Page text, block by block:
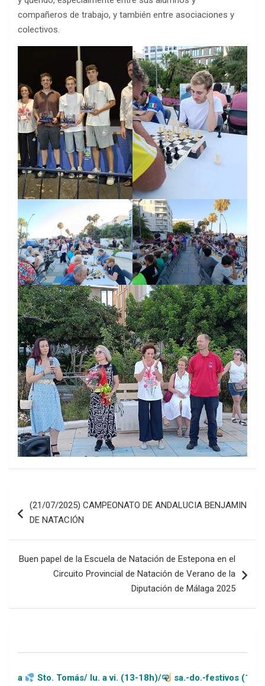
compañeros de trabajo, y también entre asociaciones y
colectivos.
de
(21/07/2025) CAMPEONATO DE ANDALUCIA BENJAMIN
DE NATACIÓN
Buen papel de la Escuela de Natación de Estepona en el
Circuito Provincial de Natación de Verano de la
Diputación de Málaga 2025
Tomás/ lu. a vi. (13-18h)/ sa.-do.-festivos (11-20h)